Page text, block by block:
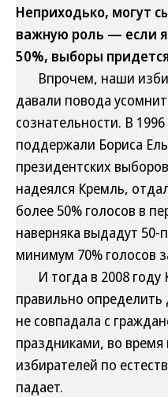
Неприходько, могут
важную роль — если
50%, выборы
Впрочем, наши
давали повода
сознательности. В
поддержали Бориса
президентских
надеялся Кремль,
более 50% голосов в
наверняка выдадут 50-
минимум 70% голосов
И тогда в 2008 году
правильно
не совпадала с
праздниками, во время
избирателей по
падает.